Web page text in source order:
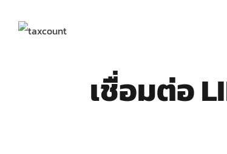
เชื่อมต่อ